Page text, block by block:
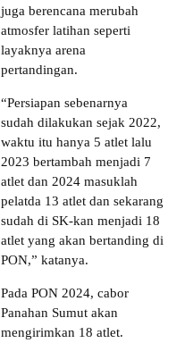
juga berencana merubah
atmosfer latihan seperti
layaknya arena
pertandingan.
“Persiapan sebenarnya
sudah dilakukan sejak 2022,
waktu itu hanya 5 atlet lalu
2023 bertambah menjadi 7
atlet dan 2024 masuklah
pelatda 13 atlet dan sekarang
sudah di SK-kan menjadi 18
atlet yang akan bertanding di
PON,” katanya.
Pada PON 2024, cabor
Panahan Sumut akan
mengirimkan 18 atlet.